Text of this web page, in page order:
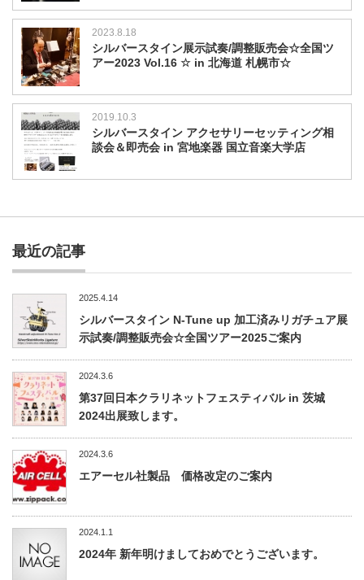
2023.8.18
シルバースタイン展示試奏/調整販売会☆全国ツ
アー2023 Vol.16 ☆ in 北海道 札幌市☆
2019.10.3
シルバースタイン アクセサリーセッティング相
談会＆即売会 in 宮地楽器 国立音楽大学店
最近の記事
2025.4.14
シルバースタイン N-Tune up 加工済みリガチュア展
示試奏/調整販売会☆全国ツアー2025ご案内
2024.3.6
第37回日本クラリネットフェスティバル in 茨城
2024出展致します。
2024.3.6
エアーセル社製品 価格改定のご案内
2024.1.1
2024年 新年明けましておめでとうございます。